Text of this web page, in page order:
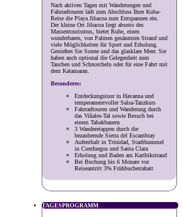
Nach aktiven Tagen mit Wanderungen und
Fahrradtouren lädt zum Abschluss Ihrer Kuba-
Reise die Playa Jibacoa zum Entspannen ein.
Der kleine Ort Jibacoa liegt abseits des
Massentourismus, bietet Ruhe, einen
wunderbaren, von Palmen gesäumten Strand und
viele Möglichkeiten für Sport und Erholung.
Genießen Sie Sonne und das glasklare Meer. Sie
haben auch optional die Gelegenheit zum
Tauchen und Schnorcheln oder für eine Fahrt mit
dem Katamaran.
Besonderes:
Entdeckungstour in Havanna und
temperamentvoller Salsa-Tanzkurs
Fahrradtouren und Wanderung durch
das Viñales-Tal sowie Besuch bei
einem Tabakbauern
3 Wanderetappen durch die
bezaubernde Sierra del Escambray
Aufenthalt in Trinidad, Stadtbummel
in Cienfuegos und Santa Clara
Erholung und Baden am Karibikstrand
Bei Buchung bis 6 Monate vor
Reiseantritt 3% Frühbucherrabatt
TAGESPROGRAMM